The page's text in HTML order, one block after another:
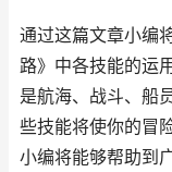
通过这篇文章小编
路》中各技能的运
是航海、战斗、船
些技能将使你的冒
小编将能够帮助到